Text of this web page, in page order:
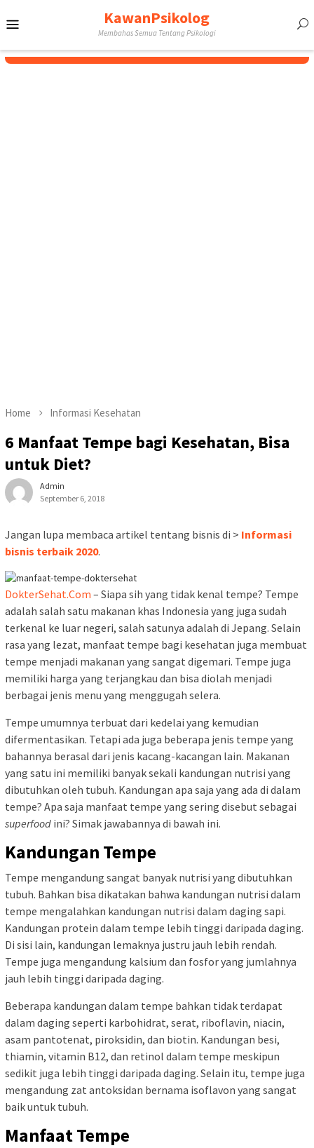
to
KawanPsikolog
Membahas Semua Tentang Psikologi
Home Informasi Kesehatan
6 Manfaat Tempe bagi Kesehatan, Bisa
untuk Diet?
Admin
September 6, 2018
Jangan lupa membaca artikel tentang bisnis di > Informasi
bisnis terbaik 2020.
DokterSehat.Com – Siapa sih yang tidak kenal tempe? Tempe
adalah salah satu makanan khas Indonesia yang juga sudah
terkenal ke luar negeri, salah satunya adalah di Jepang. Selain
rasa yang lezat, manfaat tempe bagi kesehatan juga membuat
tempe menjadi makanan yang sangat digemari. Tempe juga
memiliki harga yang terjangkau dan bisa diolah menjadi
berbagai jenis menu yang menggugah selera.
Tempe umumnya terbuat dari kedelai yang kemudian
difermentasikan. Tetapi ada juga beberapa jenis tempe yang
bahannya berasal dari jenis kacang-kacangan lain. Makanan
yang satu ini memiliki banyak sekali kandungan nutrisi yang
dibutuhkan oleh tubuh. Kandungan apa saja yang ada di dalam
tempe? Apa saja manfaat tempe yang sering disebut sebagai
superfood ini? Simak jawabannya di bawah ini.
Kandungan Tempe
Tempe mengandung sangat banyak nutrisi yang dibutuhkan
tubuh. Bahkan bisa dikatakan bahwa kandungan nutrisi dalam
tempe mengalahkan kandungan nutrisi dalam daging sapi.
Kandungan protein dalam tempe lebih tinggi daripada daging.
Di sisi lain, kandungan lemaknya justru jauh lebih rendah.
Tempe juga mengandung kalsium dan fosfor yang jumlahnya
jauh lebih tinggi daripada daging.
Beberapa kandungan dalam tempe bahkan tidak terdapat
dalam daging seperti karbohidrat, serat, riboflavin, niacin,
asam pantotenat, piroksidin, dan biotin. Kandungan besi,
thiamin, vitamin B12, dan retinol dalam tempe meskipun
sedikit juga lebih tinggi daripada daging. Selain itu, tempe juga
mengandung zat antoksidan bernama isoflavon yang sangat
baik untuk tubuh.
Manfaat Tempe